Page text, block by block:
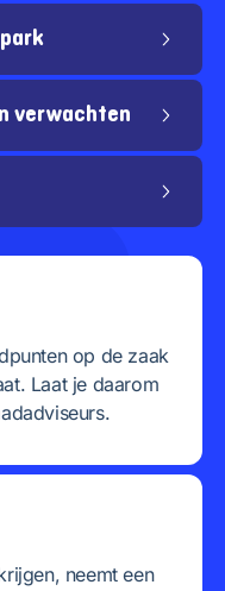
verwachten
op de zaak
Laat je daarom
neemt een